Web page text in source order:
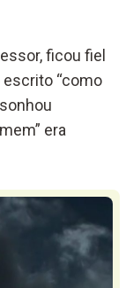
ficou fiel
escrito “como
era